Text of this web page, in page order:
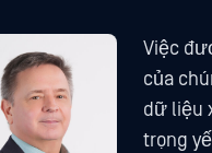
Việc
của
dữ liệu
trọng